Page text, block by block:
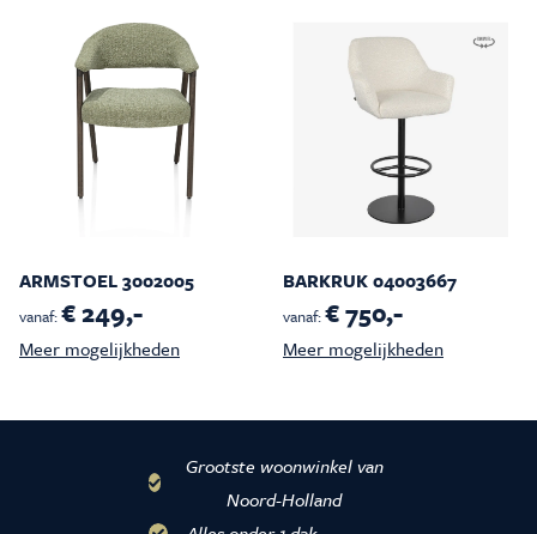
ARMSTOEL 3002005
vanaf:€ 249,-
Meer mogelijkheden
BARKRUK 04003667
vanaf:€ 750,-
Meer mogelijkheden
Grootste woonwinkel van
Noord-Holland